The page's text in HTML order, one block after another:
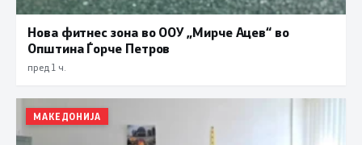
Нова фитнес зона во ООУ „Мирче Ацев“ во
Општина Ѓорче Петров
пред 1 ч.
МАКЕДОНИЈА